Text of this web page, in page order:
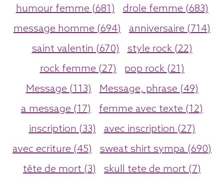
humour femme (681)
drole femme (683)
message homme (694)
anniversaire (714)
saint valentin (670)
style rock (22)
rock femme (27)
pop rock (21)
Message (113)
Message, phrase (49)
a message (17)
femme avec texte (12)
inscription (33)
avec inscription (27)
avec ecriture (45)
sweat shirt sympa (690)
tête de mort (3)
skull tete de mort (7)